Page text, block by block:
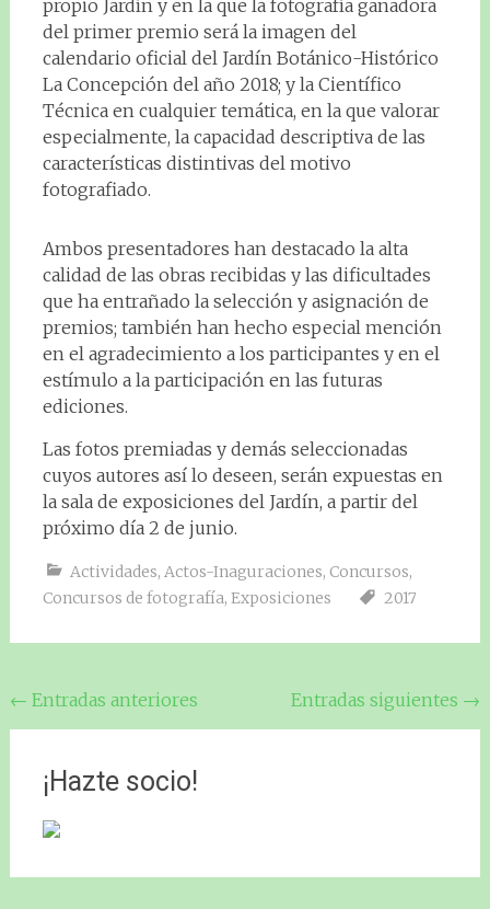
propio Jardín y en la que la fotografía ganadora
del primer premio será la imagen del
calendario oficial del Jardín Botánico-Histórico
La Concepción del año 2018; y la Científico
Técnica en cualquier temática, en la que valorar
especialmente, la capacidad descriptiva de las
características distintivas del motivo
fotografiado.
Ambos presentadores han destacado la alta
calidad de las obras recibidas y las dificultades
que ha entrañado la selección y asignación de
premios; también han hecho especial mención
en el agradecimiento a los participantes y en el
estímulo a la participación en las futuras
ediciones.
Las fotos premiadas y demás seleccionadas
cuyos autores así lo deseen, serán expuestas en
la sala de exposiciones del Jardín, a partir del
próximo día 2 de junio.
Actividades, Actos-Inaguraciones, Concursos,
Concursos de fotografía, Exposiciones 2017
Navegación
de
entradas
← Entradas anteriores Entradas siguientes →
¡Hazte socio!